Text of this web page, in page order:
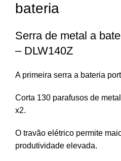
bateria
Serra de metal a
– DLW140Z
A primeira serra a bateria
Corta 130 parafusos de
x2.
O travão elétrico permite
produtividade elevada.